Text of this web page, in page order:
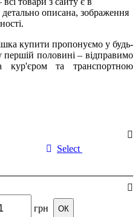
детально описана, зображення
купити пропонуємо у будь-
половині – відправимо
кур'єром та транспортною
Select
грн ОК